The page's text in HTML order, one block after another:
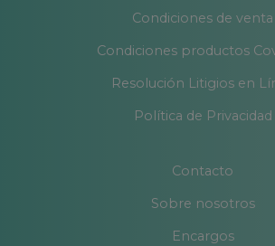
Condiciones de venta
Condiciones productos
Resolución Litigios en
Política de Privacidad
Contacto
Sobre nosotros
Encargos